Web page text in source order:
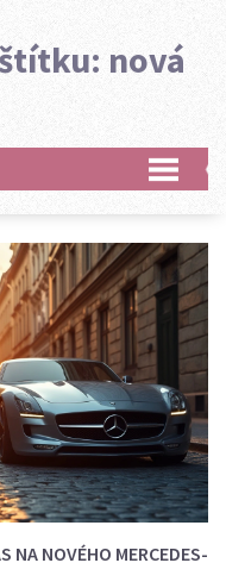
nová
NA NOVÉHO MERCEDES-